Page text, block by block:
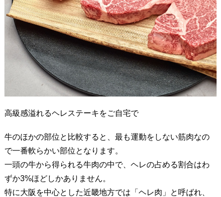
高級感溢れるヘレステーキをご自宅で
牛のほかの部位と比較すると、最も運動をしない筋肉なの
で一番軟らかい部位となります。
一頭の牛から得られる牛肉の中で、ヘレの占める割合はわ
ずか3%ほどしかありません。
特に大阪を中心とした近畿地方では「ヘレ肉」と呼ばれ、